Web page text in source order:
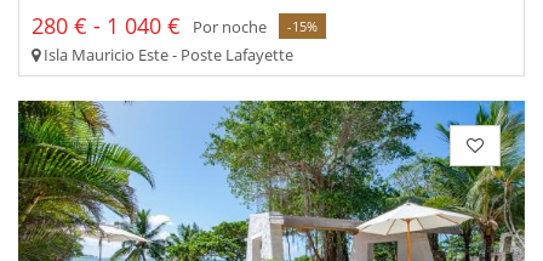
280 € - 1 040 € Por noche -15%
Isla Mauricio Este - Poste Lafayette